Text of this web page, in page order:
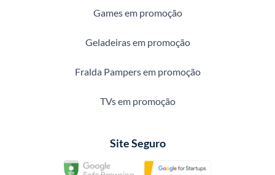
Games em promoção
Geladeiras em promoção
Fralda Pampers em promoção
TVs em promoção
Site Seguro